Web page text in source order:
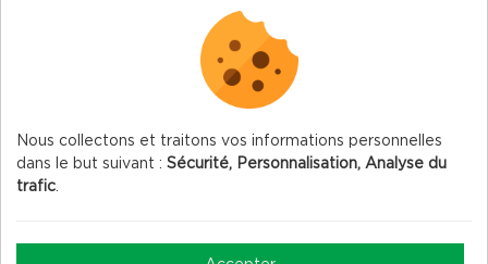
Agenda
Newsletter
Nous collectons et traitons vos informations personnelles
dans le but suivant : Sécurité, Personnalisation, Analyse du
trafic.